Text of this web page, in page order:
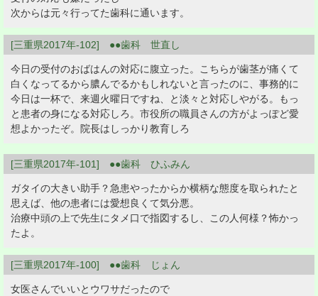
次からは元々行ってた歯科に通います。
[三重県2017年-102] ●●歯科 世直し
今日の受付のおばはんの対応に腹立った。こちらが歯茎が痛くて
白くなってるから膿んでるかもしれないと言ったのに、事務的に
今日は一杯で、来週火曜日ですね、と淡々と対応しやがる。もっ
と患者の身になる対応しろ。市役所の職員さんの方がよっぽど愛
想よかったぞ。院長はしっかり教育しろ
[三重県2017年-101] ●●歯科 ひふみん
ガタイの大きい助手？急患やったからか横柄な態度を取られたと
思えば、他の患者には愛想良くて気分悪。
治療中頭の上で先生にタメ口で指図するし、この人何様？怖かっ
たよ。
[三重県2017年-100] ●●歯科 じょん
女医さんでいいとウワサだったので